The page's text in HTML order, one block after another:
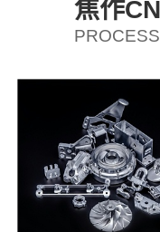
焦作